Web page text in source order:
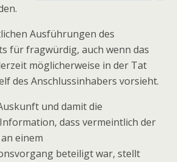
Ausführungen des
für fragwürdig, auch wenn das
möglicherweise in der Tat
des Anschlussinhabers vorsieht.
und damit die
dass vermeintlich der
einem
beteiligt war, stellt